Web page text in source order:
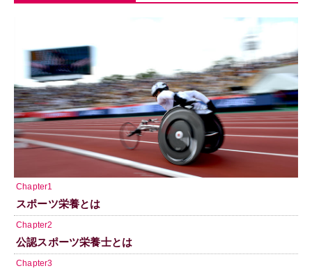
Chapter1
スポーツ栄養とは
Chapter2
公認スポーツ栄養士とは
Chapter3